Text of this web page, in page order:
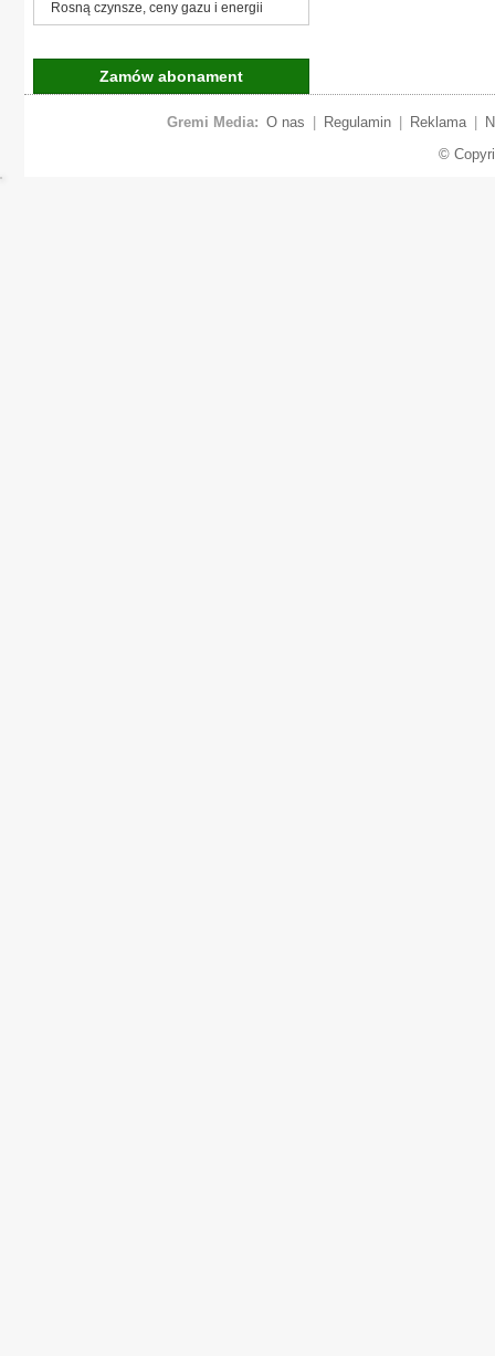
Rosną czynsze, ceny gazu i energii
Zamów abonament
Gremi Media: O nas Regulamin Reklama
©